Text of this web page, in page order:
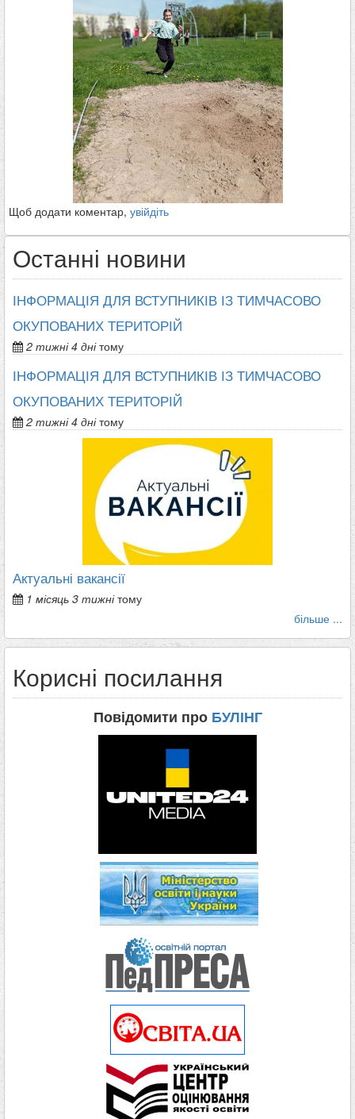
Щоб додати коментар, увійдіть
Останні новини
ІНФОРМАЦІЯ ДЛЯ ВСТУПНИКІВ ІЗ ТИМЧАСОВО
ОКУПОВАНИХ ТЕРИТОРІЙ
2 тижні 4 днітому
ІНФОРМАЦІЯ ДЛЯ ВСТУПНИКІВ ІЗ ТИМЧАСОВО
ОКУПОВАНИХ ТЕРИТОРІЙ
2 тижні 4 днітому
Актуальні вакансії
1 місяць 3 тижнітому
більше ...
Корисні посилання
Повідомити про БУЛІНГ